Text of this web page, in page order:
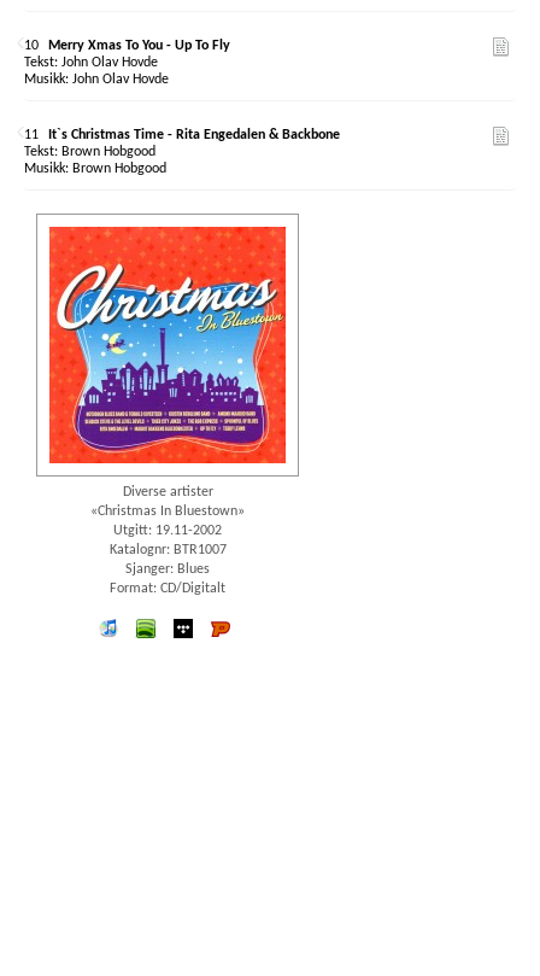
10
Merry Xmas To You - Up To Fly
John Olav Hovde
John Olav Hovde
11
It`s Christmas Time - Rita Engedalen & Backbone
Brown Hobgood
Brown Hobgood
Diverse artister
«Christmas In Bluestown»
Utgitt: 19.11-2002
Katalognr: BTR1007
Sjanger: Blues
Format: CD/Digitalt
iTunes spotify wimp